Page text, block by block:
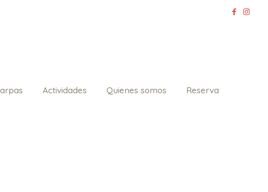
Actividades Quienes somos Reserva